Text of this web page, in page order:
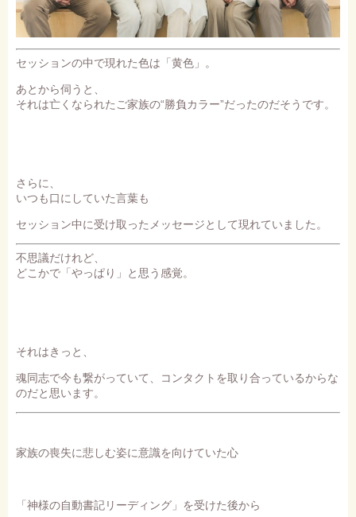
セッションの中で現れた色は「黄色」。
あとから伺うと、
それは亡くなられたご家族の“勝負カラー”だったのだそうです。
さらに、
いつも口にしていた言葉も
セッション中に受け取ったメッセージとして現れていました。
不思議だけれど、
どこかで「やっぱり」と思う感覚。
それはきっと、
魂同志で今も繋がっていて、コンタクトを取り合っているからな
のだと思います。
家族の喪失に悲しむ姿に意識を向けていた心
「神様の自動書記リーディング」を受けた後から